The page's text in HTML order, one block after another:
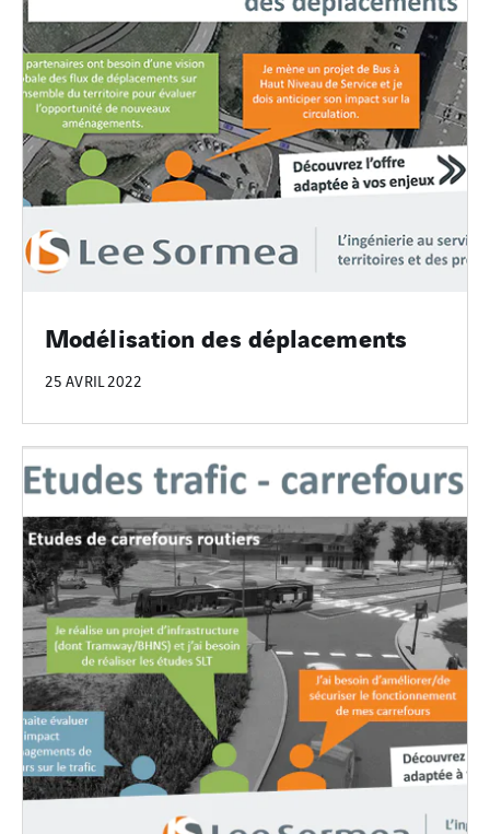
Modélisation des déplacements
25 AVRIL 2022